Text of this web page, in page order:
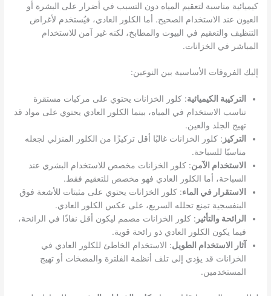
كيميائية مناسبة لتعقيم المياه دون التسبب في أضرار على البشرة أو
العيون عند الاستخدام الصحيح. أما الكلور العادي، فيُستخدم لأغراض
التنظيف والتعقيم في البيوت والمطابخ، لكنه غير آمن للاستخدام
المباشر في الخزانات.
إليك الفروقات الأساسية بين النوعين:
التركيبة الكيميائية: كلور الخزانات يحتوي على مركبات مستقرة
تناسب الاستخدام في المياه، بينما الكلور العادي يحتوي على مواد قد
تهيج الجلد والعين.
التركيز : كلور الخزانات غالبًا أقل تركيزًا من الكلور المنزلي لجعله
مناسبًا للسباحة.
الاستخدام الآمن: كلور الخزانات مخصص للاستخدام البشري عند
السباحة، أما الكلور العادي فهو مخصص للتعقيم فقط.
الاستقرار في الماء: كلور الخزانات يحتوي على مثبتات للأشعة فوق
البنفسجية تمنع تحلله السريع، على عكس الكلور العادي.
الرائحة والتأثير : كلور الخزانات مصمم ليكون أقل نفاذًا في الرائحة،
فيما يكون الكلور العادي ذو رائحة قوية.
آثار الاستخدام الطويل: الاستخدام الخاطئ للكلور العادي في
الخزانات قد يؤدي إلى تلف أنظمة الفلترة والمضخات أو تهيج
المستخدمين.